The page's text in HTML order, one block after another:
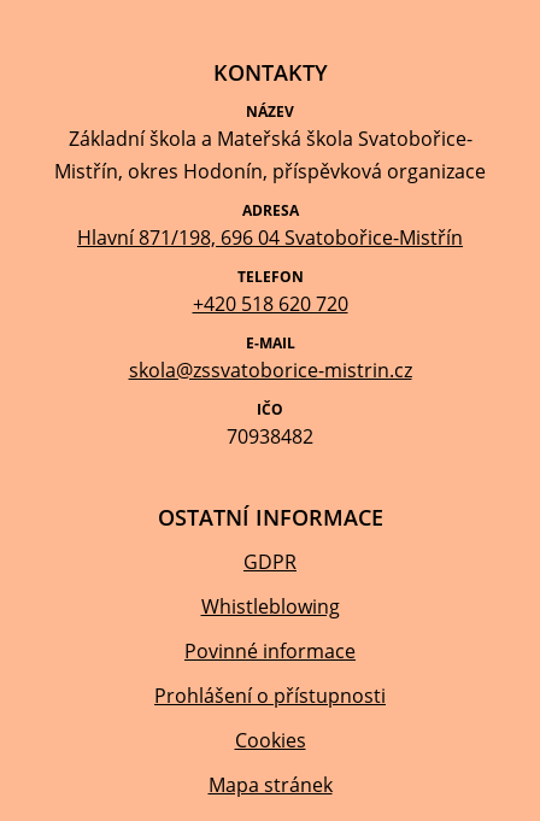
KONTAKTY
NÁZEV
Základní škola a Mateřská škola Svatobořice-
Mistřín, okres Hodonín, příspěvková organizace
ADRESA
Hlavní 871/198, 696 04 Svatobořice-Mistřín
TELEFON
+420 518 620 720
E-MAIL
skola@zssvatoborice-mistrin.cz
IČO
70938482
OSTATNÍ INFORMACE
GDPR
Whistleblowing
Povinné informace
Prohlášení o přístupnosti
Cookies
Mapa stránek